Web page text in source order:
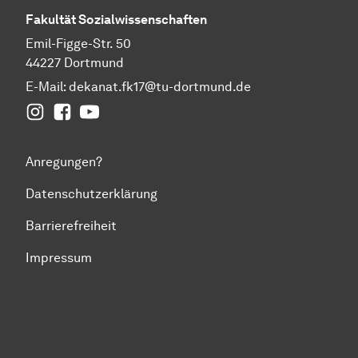
FakultätSozial­wissen­schaften
Emil-Figge-Str. 50
44227 Dortmund
E-Mail: dekanat.fk17@tu-dortmund.de
InstagramFacebook
YouTube
Anregungen?
Datenschutzerklärung
Barrierefreiheit
Impressum